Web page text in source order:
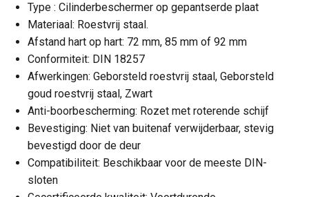
Type : Cilinderbeschermer op gepantserde plaat
Materiaal: Roestvrij staal.
Afstand hart op hart: 72 mm, 85 mm of 92 mm
Conformiteit: DIN 18257
Afwerkingen: Geborsteld roestvrij staal, Geborsteld
goud roestvrij staal, Zwart
Anti-boorbescherming: Rozet met roterende schijf
Bevestiging: Niet van buitenaf verwijderbaar, stevig
bevestigd door de deur
Compatibiliteit: Beschikbaar voor de meeste DIN-
sloten